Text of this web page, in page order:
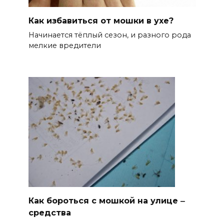
Как избавиться от мошки в ухе?
Начинается тёплый сезон, и разного рода
мелкие вредители
Как бороться с мошкой на улице ‒
средства